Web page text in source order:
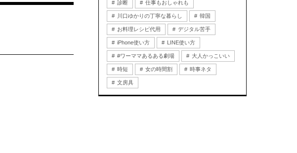
診断 仕事もおしゃれも
川口ゆかりの丁寧な暮らし 韓国
お料理レシピ代用 デジタル苦手
iPhone使い方 LINE使い方
#ワーママあるある劇場 大人かっこいい
時短 女の時間割 時事ネタ
文房具